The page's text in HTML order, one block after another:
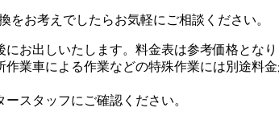
お考えでしたらお気軽にご相談ください。
お出しいたします。 料金表は参考価格とな
業車による作業などの特殊作業には別途料金
スタッフにご確認ください。